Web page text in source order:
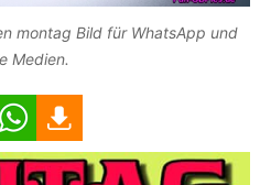
montag Bild für WhatsApp und
Medien.